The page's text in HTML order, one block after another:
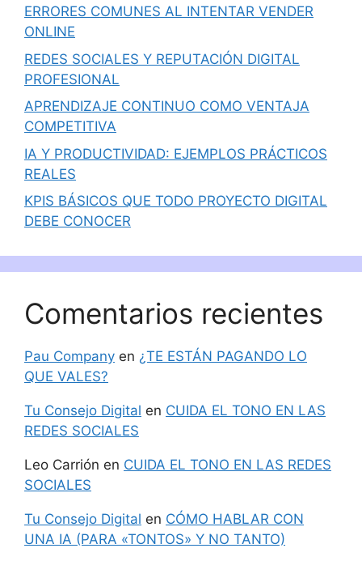
ERRORES COMUNES AL INTENTAR VENDER
ONLINE
REDES SOCIALES Y REPUTACIÓN DIGITAL
PROFESIONAL
APRENDIZAJE CONTINUO COMO VENTAJA
COMPETITIVA
IA Y PRODUCTIVIDAD: EJEMPLOS PRÁCTICOS
REALES
KPIS BÁSICOS QUE TODO PROYECTO DIGITAL
DEBE CONOCER
Comentarios recientes
Pau Company en ¿TE ESTÁN PAGANDO LO
QUE VALES?
Tu Consejo Digital en CUIDA EL TONO EN LAS
REDES SOCIALES
Leo Carrión en CUIDA EL TONO EN LAS REDES
SOCIALES
Tu Consejo Digital en CÓMO HABLAR CON
UNA IA (PARA «TONTOS» Y NO TANTO)